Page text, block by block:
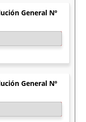
General Nº
General Nº